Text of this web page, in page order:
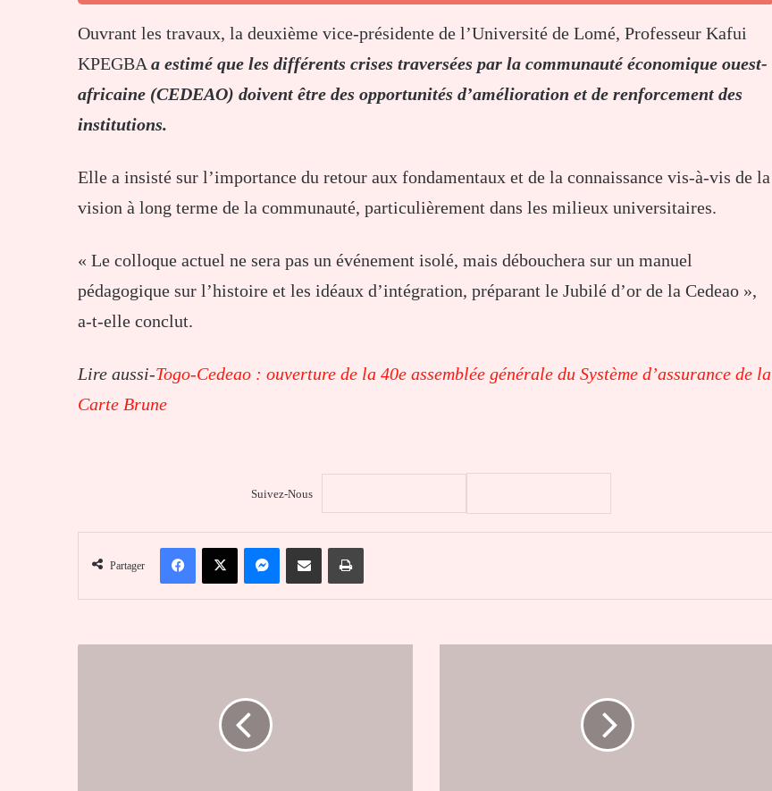
Ouvrant les travaux, la deuxième vice-présidente de l’Université de Lomé, Professeur Kafui
KPEGBA a estimé que les différents crises traversées par la communauté économique ouest-
africaine (CEDEAO) doivent être des opportunités d’amélioration et de renforcement des
institutions.
Elle a insisté sur l’importance du retour aux fondamentaux et de la connaissance vis-à-vis de la
vision à long terme de la communauté, particulièrement dans les milieux universitaires.
« Le colloque actuel ne sera pas un événement isolé, mais débouchera sur un manuel
pédagogique sur l’histoire et les idéaux d’intégration, préparant le Jubilé d’or de la Cedeao »,
a-t-elle conclut.
Lire aussi-Togo-Cedeao : ouverture de la 40e assemblée générale du Système d’assurance de la
Carte Brune
Suivez-Nous
Partager
FacebookX MessengerPartager par email Imprimer